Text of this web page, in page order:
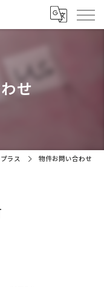
せ
ラス 物件お問い合わせ